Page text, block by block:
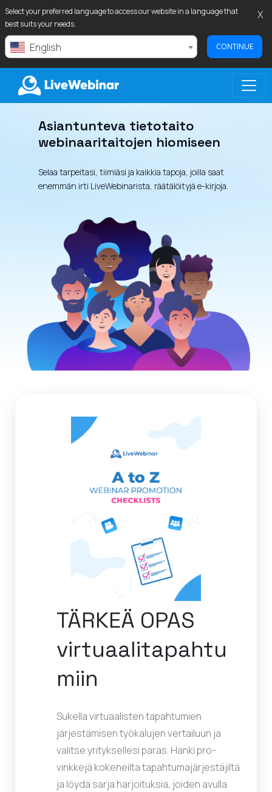
Select your preferred language to access our website in a language that
best suits your needs.
English CONTINUE
X
LIVEWEBINAR.COM
Asiantunteva tietotaito
webinaaritaitojen hiomiseen
Selaa tarpeitasi, tiimiäsi ja kaikkia tapoja, joilla saat
enemmän irti LiveWebinarista, räätälöityjä e-kirjoja.
TÄRKEÄ OPAS
virtuaalitapahtu
miin
Sukella virtuaalisten tapahtumien
järjestämisen työkalujen vertailuun ja
valitse yrityksellesi paras. Hanki pro-
vinkkejä kokeneilta tapahtumajärjestäjiltä
ja löydä sarja harjoituksia, joiden avulla